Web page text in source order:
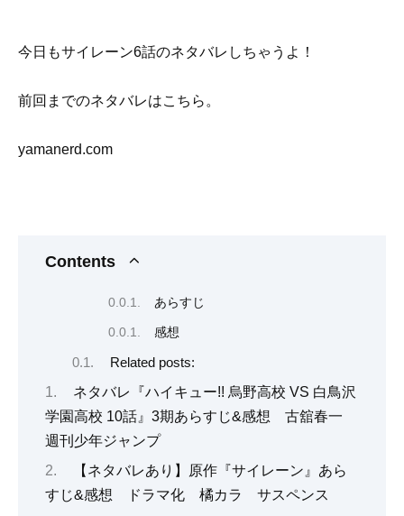
今日もサイレーン6話のネタバレしちゃうよ！
前回までのネタバレはこちら。
yamanerd.com
Contents
あらすじ
感想
Related posts:
ネタバレ『ハイキュー!! 烏野高校 VS 白鳥沢
学園高校 10話』3期あらすじ&感想 古舘春一
週刊少年ジャンプ
【ネタバレあり】原作『サイレーン』あら
すじ&感想 ドラマ化 橘カラ サスペンス